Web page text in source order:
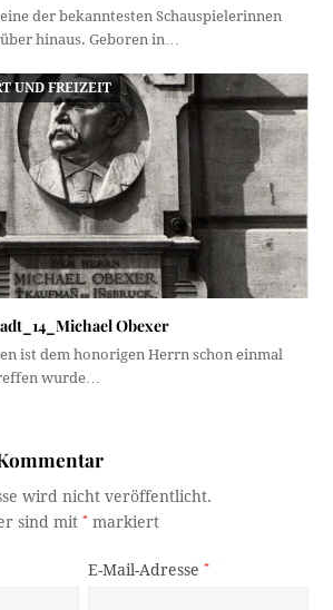
der bekanntesten Schauspielerinnen
hinaus. Geboren in…
UND FREIZEIT
Obexer
ist dem honorigen Herrn schon einmal
wurde…
wird nicht veröffentlicht.
sind mit* markiert
E-Mail-Adresse*